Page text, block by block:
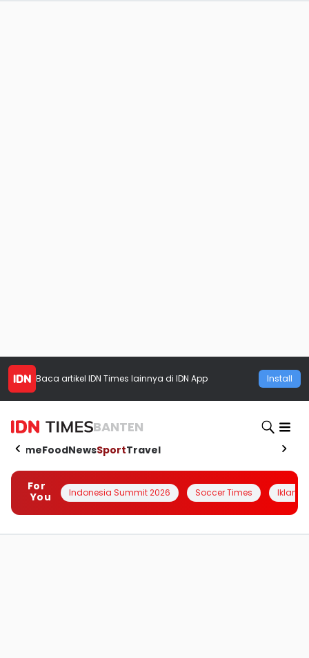
Baca artikel IDN Times lainnya di IDN App Install
BANTEN
HomeFoodNewsSportTravel
For
You
Indonesia Summit 2026 Soccer Times Iklanin